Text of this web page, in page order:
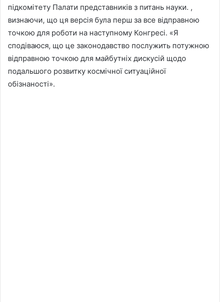
підкомітету Палати представників з питань науки. ,
визнаючи, що ця версія була перш за все відправною
точкою для роботи на наступному Конгресі. «Я
сподіваюся, що це законодавство послужить потужною
відправною точкою для майбутніх дискусій щодо
подальшого розвитку космічної ситуаційної
обізнаності».